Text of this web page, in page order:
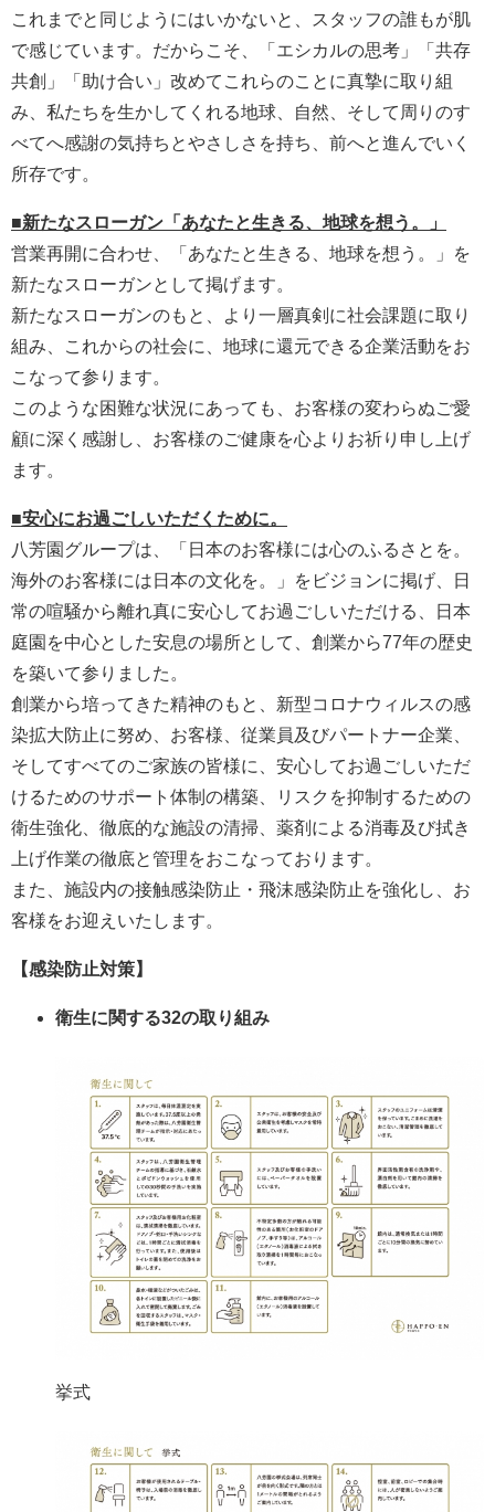
これまでと同じようにはいかないと、スタッフの誰もが肌
で感じています。だからこそ、「エシカルの思考」「共存
共創」「助け合い」改めてこれらのことに真摯に取り組
み、私たちを生かしてくれる地球、自然、そして周りのす
べてへ感謝の気持ちとやさしさを持ち、前へと進んでいく
所存です。
■新たなスローガン「あなたと生きる、地球を想う。」
営業再開に合わせ、「あなたと生きる、地球を想う。」を
新たなスローガンとして掲げます。
新たなスローガンのもと、より一層真剣に社会課題に取り
組み、これからの社会に、地球に還元できる企業活動をお
こなって参ります。
このような困難な状況にあっても、お客様の変わらぬご愛
顧に深く感謝し、お客様のご健康を心よりお祈り申し上げ
ます。
■安心にお過ごしいただくために。
八芳園グループは、「日本のお客様には心のふるさとを。
海外のお客様には日本の文化を。」をビジョンに掲げ、日
常の喧騒から離れ真に安心してお過ごしいただける、日本
庭園を中心とした安息の場所として、創業から77年の歴史
を築いて参りました。
創業から培ってきた精神のもと、新型コロナウィルスの感
染拡大防止に努め、お客様、従業員及びパートナー企業、
そしてすべてのご家族の皆様に、安心してお過ごしいただ
けるためのサポート体制の構築、リスクを抑制するための
衛生強化、徹底的な施設の清掃、薬剤による消毒及び拭き
上げ作業の徹底と管理をおこなっております。
また、施設内の接触感染防止・飛沫感染防止を強化し、お
客様をお迎えいたします。
【感染防止対策】
衛生に関する32の取り組み
挙式